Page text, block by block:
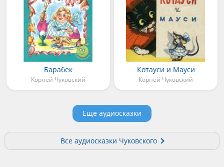
Барабек
Корней Чуковский
Котауси и Мауси
Корней Чуковский
Еще аудиосказки
Все аудиосказки Чуковского